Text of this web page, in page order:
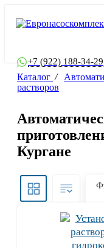
+7 (922) 188-34-29
Каталог /
растворов
Кургане